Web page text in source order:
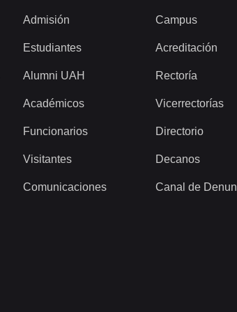
Admisión
Estudiantes
Alumni UAH
Académicos
Funcionarios
Visitantes
Comunicaciones
Campus
Acreditación
Rectoría
Vicerrectorías
Directorio
Decanos
Canal de